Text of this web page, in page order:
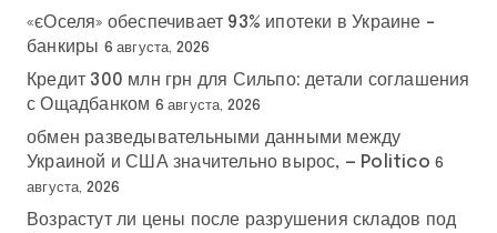
«єОселя» обеспечивает 93% ипотеки в Украине –
банкиры 6 августа, 2026
Кредит 300 млн грн для Сильпо: детали соглашения
с Ощадбанком 6 августа, 2026
обмен разведывательными данными между
Украиной и США значительно вырос, — Politico 6
августа, 2026
Возрастут ли цены после разрушения складов под